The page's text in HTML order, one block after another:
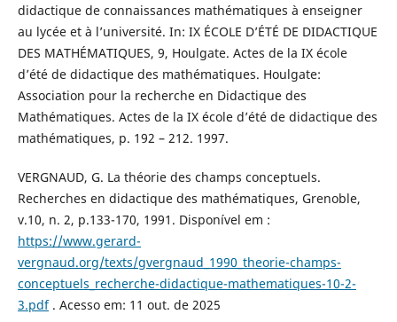
didactique de connaissances mathématiques à enseigner
au lycée et à l’université. In: IX ÉCOLE D’ÉTÉ DE DIDACTIQUE
DES MATHÉMATIQUES, 9, Houlgate. Actes de la IX école
d’été de didactique des mathématiques. Houlgate:
Association pour la recherche en Didactique des
Mathématiques. Actes de la IX école d’été de didactique des
mathématiques, p. 192 – 212. 1997.
VERGNAUD, G. La théorie des champs conceptuels.
Recherches en didactique des mathématiques, Grenoble,
v.10, n. 2, p.133-170, 1991. Disponível em :
https://www.gerard-
vergnaud.org/texts/gvergnaud_1990_theorie-champs-
conceptuels_recherche-didactique-mathematiques-10-2-
3.pdf. Acesso em: 11 out. de 2025